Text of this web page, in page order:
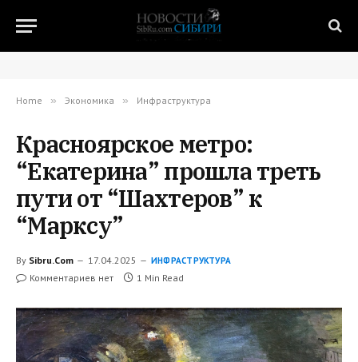
Home » Экономика » Инфраструктура
Красноярское метро:
“Екатерина” прошла треть
пути от “Шахтеров” к
“Марксу”
By Sibru.Com 17.04.2025 ИНФРАСТРУКТУРА
Комментариев нет 1 Min Read